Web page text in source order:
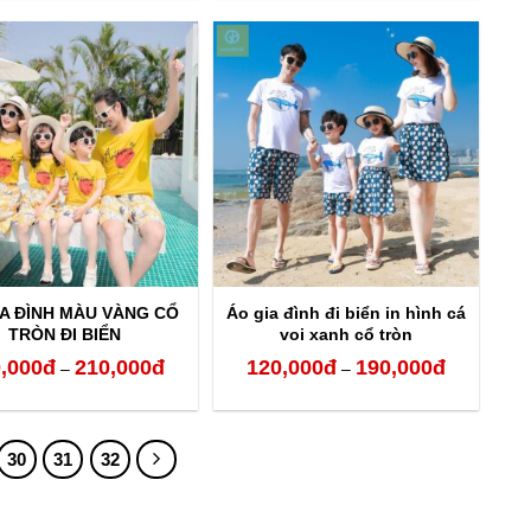
từ
120,000đ
đến
210,000đ
từ
120,000đ
đến
210,000đ
ĐÌNH MÀU VÀNG CỔ
TRÒN ĐI BIỂN
đ – 210,000đKhoảng
từ
120,000đ
Áo gia đình đi biển in hình cá
voi xanh cổ tròn
120,000đ – 190,000đKhoảng
30 31 32